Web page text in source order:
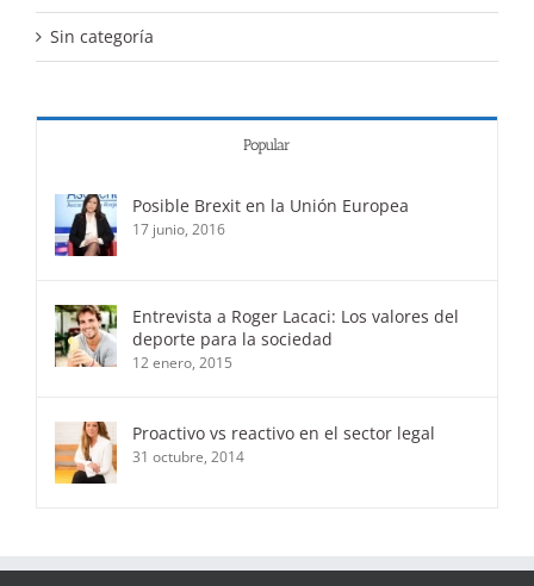
Sin categoría
Popular
Posible Brexit en la Unión Europea
17 junio, 2016
Entrevista a Roger Lacaci: Los valores del
deporte para la sociedad
12 enero, 2015
Proactivo vs reactivo en el sector legal
31 octubre, 2014